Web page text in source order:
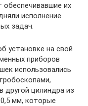
их
исполнение
задач.
установке на свой
приборов
использовались
другой цилиндра из
мм, которые